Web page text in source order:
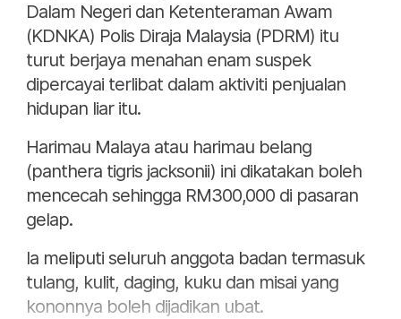
Dalam Negeri dan Ketenteraman Awam
(KDNKA) Polis Diraja Malaysia (PDRM) itu
turut berjaya menahan enam suspek
dipercayai terlibat dalam aktiviti penjualan
hidupan liar itu.
Harimau Malaya atau harimau belang
(panthera tigris jacksonii) ini dikatakan boleh
mencecah sehingga RM300,000 di pasaran
gelap.
Ia meliputi seluruh anggota badan termasuk
tulang, kulit, daging, kuku dan misai yang
kononnya boleh dijadikan ubat.